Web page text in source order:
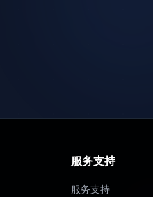
服务支持
服务支持